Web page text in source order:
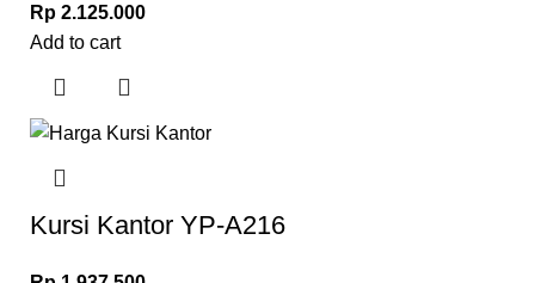
Rp 2.125.000
Add to cart
Kursi Kantor YP-A216